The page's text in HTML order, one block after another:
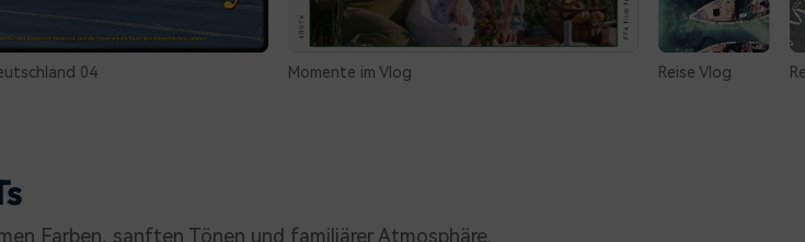
Reisecollage 02
Farben, sanften Tönen und familiärer Atmosphäre.